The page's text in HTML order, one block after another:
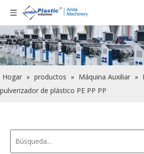
Hogar » productos » Máquina Auxiliar »
pulverizador de plástico PE PP PP